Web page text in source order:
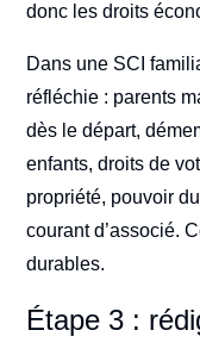
donc les droits
Dans une SCI
réfléchie : parents
dès le départ,
enfants, droits de
propriété, pouvoir
courant d’associé.
durables.
Étape 3 :